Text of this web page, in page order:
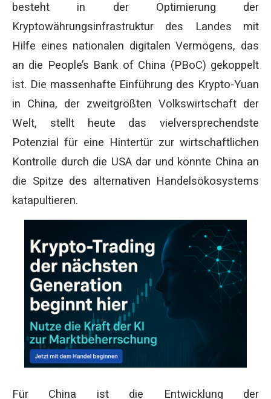
besteht in der Optimierung der
Kryptowährungsinfrastruktur des Landes mit
Hilfe eines nationalen digitalen Vermögens, das
an die People’s Bank of China (PBoC) gekoppelt
ist. Die massenhafte Einführung des Krypto-Yuan
in China, der zweitgrößten Volkswirtschaft der
Welt, stellt heute das vielversprechendste
Potenzial für eine Hintertür zur wirtschaftlichen
Kontrolle durch die USA dar und könnte China an
die Spitze des alternativen Handelsökosystems
katapultieren.
Für China ist die Entwicklung der